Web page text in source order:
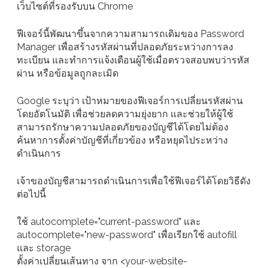
เว็บไซต์ที่รองรับบน Chrome
ฟีเจอร์นี้พัฒนาขึ้นจากความสามารถเดิมของ Password
Manager เพื่อสร้างรหัสผ่านที่ปลอดภัยระหว่างการลง
ทะเบียน และทำการแจ้งเตือนผู้ใช้เมื่อตรวจสอบพบว่ารหัส
ผ่าน หรือข้อมูลถูกละเมิด
Google ระบุว่า เป้าหมายของฟีเจอร์การเปลี่ยนรหัสผ่าน
โดยอัตโนมัติ เพื่อช่วยลดความยุ่งยาก และช่วยให้ผู้ใช้
สามารถรักษาความปลอดภัยของบัญชีได้โดยไม่ต้อง
ค้นหาการตั้งค่าบัญชีที่เกี่ยวข้อง หรือหยุดไประหว่าง
ดำเนินการ
เจ้าของบัญชีสามารถดำเนินการเพื่อใช้ฟีเจอร์ได้โดยวิธีดัง
ต่อไปนี้
ใช้ autocomplete="current-password" และ
autocomplete="new-password" เพื่อเรียกใช้ autofill
และ storage
ตั้งค่าเปลี่ยนเส้นทาง จาก <your-website-